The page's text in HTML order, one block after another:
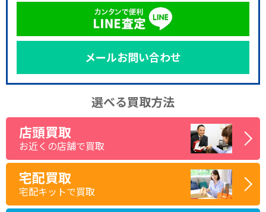
メールお問い合わせ
選べる買取方法
店頭買取
お近くの店舗で買取
宅配買取
宅配キットで買取